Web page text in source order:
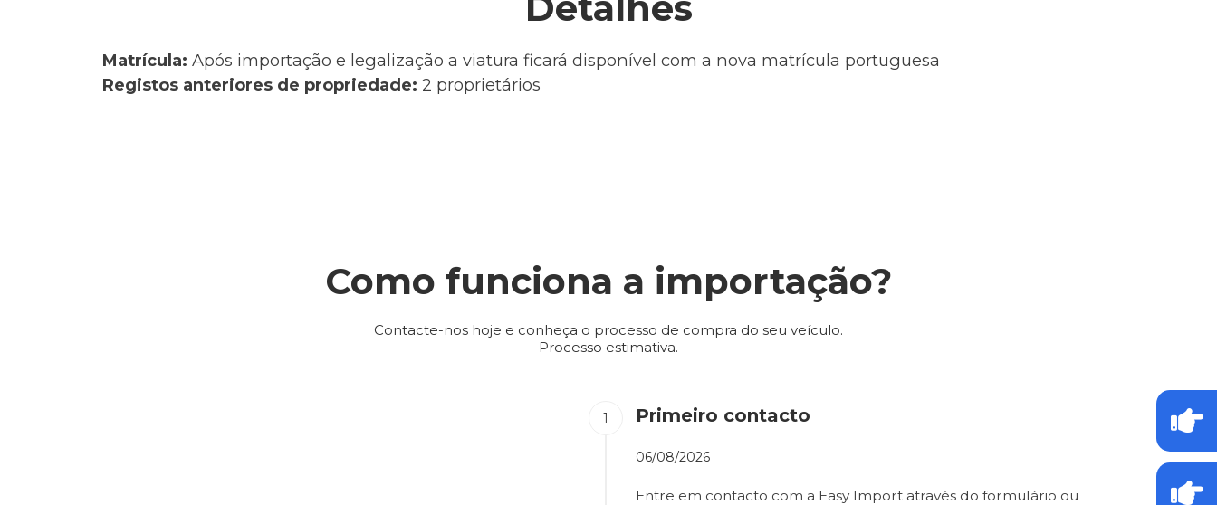
Matrícula: Após importação e legalização a viatura ficará disponível com a nova matrícula portuguesa
Registos anteriores de propriedade: 2 proprietários
Como funciona a importação?
Contacte-nos hoje e conheça o processo de compra do seu veículo.
Processo estimativa.
Primeiro contacto
06/08/2026
Entre em contacto com a Easy Import através do formulário ou